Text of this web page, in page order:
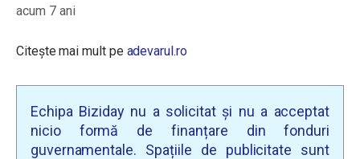
acum 7 ani
Citește mai mult pe adevarul.ro
Echipa Biziday nu a solicitat și nu a acceptat
nicio formă de finanțare din fonduri
guvernamentale. Spațiile de publicitate sunt